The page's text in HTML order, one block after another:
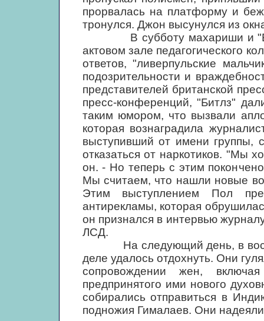
прорвалась на платформу и
тронулся. Джон высунулся из
В субботу махариши и
актовом зале педагогического
ответов, "ливерпульские
подозрительности и
представителей британской
пресс-конференций, "Битлз"
таким юмором, что вызвали
которая вознаградила
выступивший от имени группы,
отказаться от наркотиков. "Мы
он. - Но теперь с этим
Мы считаем, что нашли новые
Этим выступлением Пол
антирекламы, которая
он признался в интервью
ЛСД.
На следующий день, в
деле удалось отдохнуть. Они
сопровождении жен,
предпринятого ими нового
собирались отправиться в
подножия Гималаев. Они